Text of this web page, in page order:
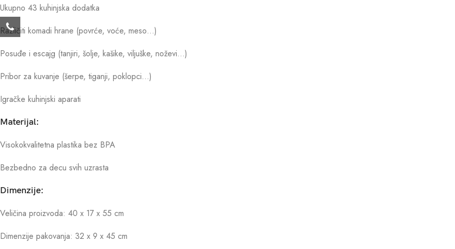
Ukupno 43 kuhinjska dodatka
Različiti komadi hrane (povrće, voće, meso…)
Posuđe i escajg (tanjiri, šolje, kašike, viljuške, noževi…)
Pribor za kuvanje (šerpe, tiganji, poklopci…)
Igračke kuhinjski aparati
Materijal:
Visokokvalitetna plastika bez BPA
Bezbedno za decu svih uzrasta
Dimenzije:
Veličina proizvoda: 40 x 17 x 55 cm
Dimenzije pakovanja: 32 x 9 x 45 cm